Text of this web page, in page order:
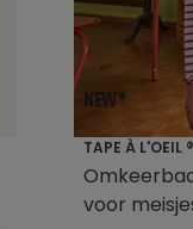
TAPE À L'OEIL ®
voor